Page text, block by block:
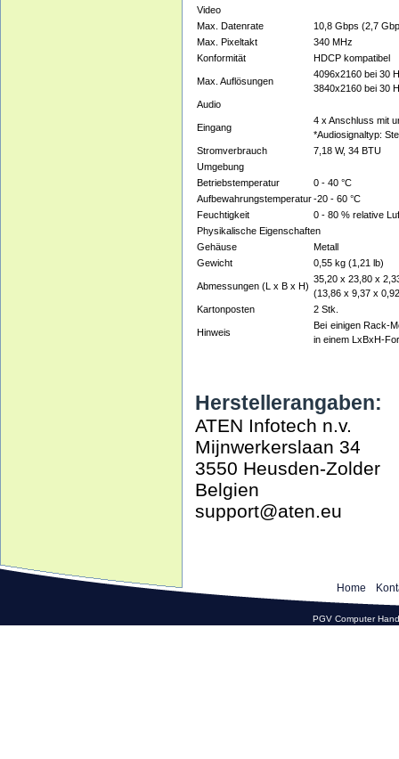
Video
Max. Datenrate
10,8 Gbps (2,7
Max. Pixeltakt
340 MHz
Konformität
HDCP kompatibel
Max. Auflösungen
4096x2160 bei 30
3840x2160 bei 30
Audio
Eingang
4 x Anschluss mit
*Audiosignaltyp:
Stromverbrauch
7,18 W, 34 BTU
Umgebung
Betriebstemperatur
0 - 40 °C
Aufbewahrungstemperatur-20 - 60 °C
Feuchtigkeit
0 - 80 % relative
Physikalische Eigenschaften
Gehäuse
Metall
Gewicht
0,55 kg (1,21 lb)
Abmessungen (L x B x H)
35,20 x 23,80 x
(13,86 x 9,37 x
Kartonposten
2 Stk.
Hinweis
Bei einigen Rack-
in einem LxBxH-
Herstellerangaben:
ATEN Infotech n.v.
Mijnwerkerslaan 34
3550 Heusden-Zolder
Belgien
support@aten.eu
Home
PGV Computer